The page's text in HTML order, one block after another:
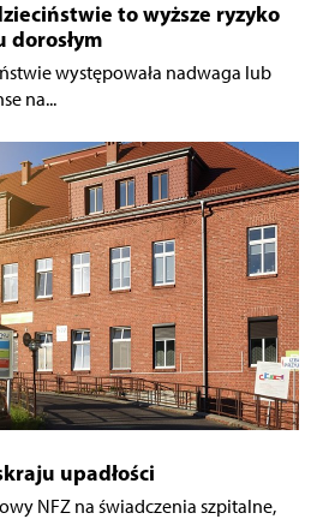
to wyższe ryzyko
dorosłym
występowała nadwaga lub
na...
upadłości
NFZ na świadczenia szpitalne,